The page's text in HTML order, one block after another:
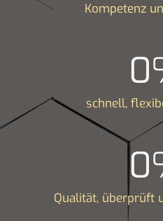
Kompetenz
0
schnell,
0
Qualität, überprüft